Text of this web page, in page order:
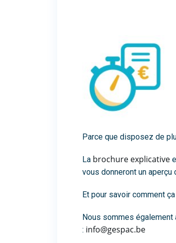
Parce que disposez de
La brochure explicative
vous donneront un aperçu
Et pour savoir comment
Nous sommes
: info@gespac.be